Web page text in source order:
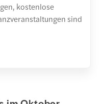
kostenlose
sind